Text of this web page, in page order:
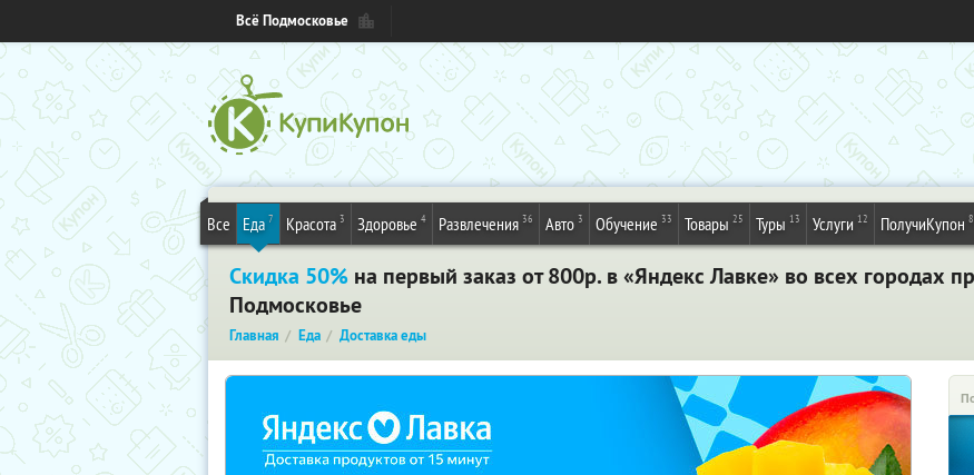
Всё Подмосковье
Все Еда 7 Красота 3 Здоровье 4 Развлечения 36 Авто 3 Обучение 33 Товары 25 Туры 13 Услуги 12 ПолучиКупон
Скидка 50% на первый заказ от 800р. в «Яндекс Лавке» во всех городах
Подмосковье
Главная Еда Доставка еды